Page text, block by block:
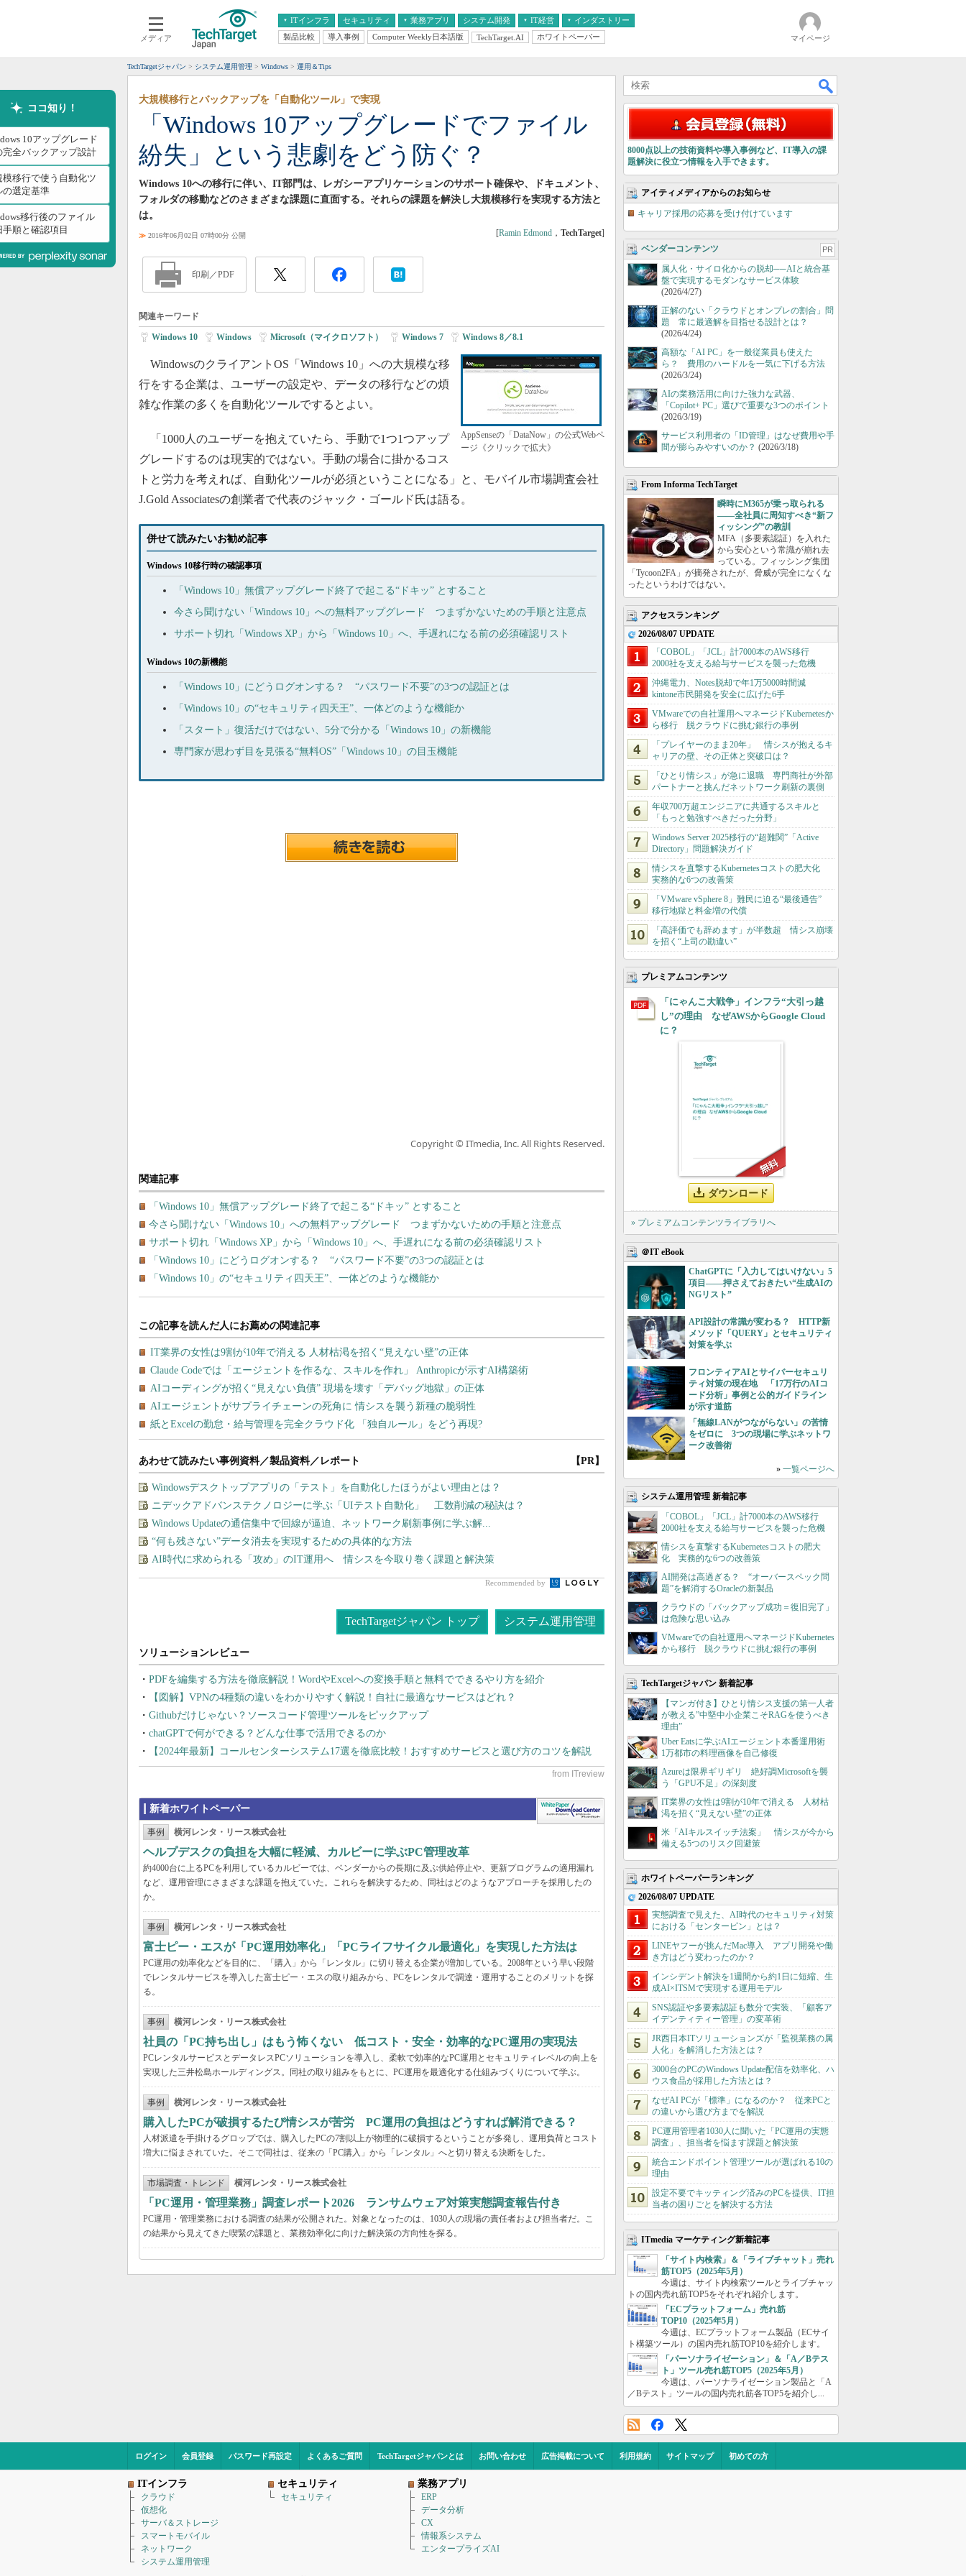
メディア
ITインフラ
クラウド
スマートモバイル
ネットワーク
システム運用管理
セキュリティ 業務アプリ
エンタープライズAI
ERP
CX
情報系システム
システム開発 IT経営
経営とIT
インダストリー
医療IT
製品比較 導入事例 Computer Weekly日本語版 TechTarget.AI ホワイトペーパー マイページ
TechTargetジャパン システム運用管理 Windows 運用＆Tips
ココ知り！
10アップグレード
完全バックアップ設計
模移行で使う自動化ツ
の選定基準
移行後のファイル
手順と確認項目
「Windows 10アップグレードでファイル
紛失」という悲劇をどう防ぐ？
大規模移行とバックアップを「自動化ツール」で実現
Windows 10への移行に伴い、IT部門は、レガシーアプリケーションのサポート確保や、ドキュメント、
フォルダの移動などのさまざまな課題に直面する。それらの課題を解決し大規模移行を実現する方法と
は。
≫ 2016年06月02日 07時00分 公開 [Ramin Edmond ， TechTarget]
印刷／PDF
関連キーワード
Windows 10 Windows Microsoft（マイクロソフト） Windows 7 Windows 8／8.1
AppSenseの「DataNow」の公式Webペ
ージ《クリックで拡大》
WindowsのクライアントOS「Windows 10」への大規模な移
行をする企業は、ユーザーの設定や、データの移行などの煩
雑な作業の多くを自動化ツールでするとよい。
「1000人のユーザーを抱えていたら、手動で1つ1つアップ
グレードするのは現実的ではない。手動の場合に掛かるコス
トと労力を考えれば、自動化ツールが必須ということになる」と、モバイル市場調査会社
J.Gold Associatesの創業者で代表のジャック・ゴールド氏は語る。
併せて読みたいお勧め記事
Windows 10移行時の確認事項
「Windows 10」無償アップグレード終了で起こる“ドキッ” とすること
今さら聞けない「Windows 10」への無料アップグレード つまずかないための手順と注意点
サポート切れ「Windows XP」から「Windows 10」へ、手遅れになる前の必須確認リスト
Windows 10の新機能
「Windows 10」にどうログオンする？ “パスワード不要”の3つの認証とは
「Windows 10」の“セキュリティ四天王”、一体どのような機能か
「スタート」復活だけではない、5分で分かる「Windows 10」の新機能
専門家が思わず目を見張る“無料OS”「Windows 10」の目玉機能
Copyright © ITmedia, Inc. All Rights Reserved.
関連記事
「Windows 10」無償アップグレード終了で起こる“ドキッ” とすること
今さら聞けない「Windows 10」への無料アップグレード つまずかないための手順と注意点
サポート切れ「Windows XP」から「Windows 10」へ、手遅れになる前の必須確認リスト
「Windows 10」にどうログオンする？ “パスワード不要”の3つの認証とは
「Windows 10」の“セキュリティ四天王”、一体どのような機能か
あわせて読みたい事例資料／製品資料／レポート 【PR】
Windowsデスクトップアプリの「テスト」を自動化したほうがよい理由とは？
ニデックアドバンステクノロジーに学ぶ「UIテスト自動化」 工数削減の秘訣は？
Windows Updateの通信集中で回線が逼迫、ネットワーク刷新事例に学ぶ解...
“何も残さない”データ消去を実現するための具体的な方法
AI時代に求められる「攻め」のIT運用へ 情シスを今取り巻く課題と解決策
Recommended by
TechTargetジャパン トップ システム運用管理
PDFを編集する方法を徹底解説！WordやExcelへの変換手順と無料でできるやり方を紹介
【図解】VPNの4種類の違いをわかりやすく解説！自社に最適なサービスはどれ？
Githubだけじゃない？ソースコード管理ツールをピックアップ
chatGPTで何ができる？どんな仕事で活用できるのか
【2024年最新】コールセンターシステム17選を徹底比較！おすすめサービスと選び方のコツを解説
新着ホワイトペーパー
事例 横河レンタ・リース株式会社
ヘルプデスクの負担を大幅に軽減、カルビーに学ぶPC管理改革
約4000台に上るPCを利用しているカルビーでは、ベンダーからの長期に及ぶ供給停止や、更新プログラムの適用漏れ
など、運用管理にさまざまな課題を抱えていた。これらを解決するため、同社はどのようなアプローチを採用したの
か。
事例 横河レンタ・リース株式会社
富士ピー・エスが「PC運用効率化」「PCライフサイクル最適化」を実現した方法は
PC運用の効率化などを目的に、「購入」から「レンタル」に切り替える企業が増加している。2008年という早い段階
でレンタルサービスを導入した富士ピー・エスの取り組みから、PCをレンタルで調達・運用することのメリットを探
る。
事例 横河レンタ・リース株式会社
社員の「PC持ち出し」はもう怖くない 低コスト・安全・効率的なPC運用の実現法
PCレンタルサービスとデータレスPCソリューションを導入し、柔軟で効率的なPC運用とセキュリティレベルの向上を
実現した三井松島ホールディングス。同社の取り組みをもとに、PC運用を最適化する仕組みづくりについて学ぶ。
事例 横河レンタ・リース株式会社
購入したPCが破損するたび情シスが苦労 PC運用の負担はどうすれば解消できる？
人材派遣を手掛けるグロップでは、購入したPCの7割以上が物理的に破損するということが多発し、運用負荷とコスト
増大に悩まされていた。そこで同社は、従来の「PC購入」から「レンタル」へと切り替える決断をした。
市場調査・トレンド 横河レンタ・リース株式会社
「PC運用・管理業務」調査レポート2026 ランサムウェア対策実態調査報告付き
PC運用・管理業務における調査の結果が公開された。対象となったのは、1030人の現場の責任者および担当者だ。こ
の結果から見えてきた喫緊の課題と、業務効率化に向けた解決策の方向性を探る。
8000点以上の技術資料や導入事例など、IT導入の課
題解決に役立つ情報を入手できます。
アイティメディアからのお知らせ
キャリア採用の応募を受け付けています
ベンダーコンテンツ PR
属人化・サイロ化からの脱却──AIと統合基
盤で実現するモダンなサービス体験
(2026/4/27)
正解のない「クラウドとオンプレの割合」問
題 常に最適解を目指せる設計とは？
(2026/4/24)
高額な「AI PC」を一般従業員も使えた
ら？ 費用のハードルを一気に下げる方法
(2026/3/24)
AIの業務活用に向けた強力な武器、
「Copilot+ PC」選びで重要な3つのポイント
(2026/3/19)
サービス利用者の「ID管理」はなぜ費用や手
間が膨らみやすいのか？ (2026/3/18)
From Informa TechTarget
瞬時にM365が乗っ取られる
――全社員に周知すべき“新フ
ィッシング”の教訓
MFA（多要素認証）を入れた
から安心という常識が崩れ去
っている。フィッシング集団
「Tycoon2FA」が摘発されたが、脅威が完全になくな
ったというわけではない。
アクセスランキング
2026/08/07 UPDATE
「COBOL」「JCL」計7000本のAWS移行
2000社を支える給与サービスを襲った危機
沖縄電力、Notes脱却で年1万5000時間減
kintone市民開発を安全に広げた6手
VMwareでの自社運用へマネージドKubernetesか
ら移行 脱クラウドに挑む銀行の事例
「プレイヤーのまま20年」 情シスが抱えるキ
ャリアの壁、その正体と突破口は？
「ひとり情シス」が急に退職 専門商社が外部
パートナーと挑んだネットワーク刷新の裏側
年収700万超エンジニアに共通するスキルと
「もっと勉強すべきだった分野」
Windows Server 2025移行の“超難関”「Active
Directory」問題解決ガイド
情シスを直撃するKubernetesコストの肥大化
実務的な6つの改善策
「VMware vSphere 8」難民に迫る“最後通告”
移行地獄と料金増の代償
「高評価でも辞めます」が半数超 情シス崩壊
を招く“上司の勘違い”
プレミアムコンテンツ
「にゃんこ大戦争」インフラ“大引っ越
し”の理由 なぜAWSからGoogle Cloud
に？
ダウンロード
» プレミアムコンテンツライブラリへ
＠IT eBook
ChatGPTに「入力してはいけない」5
項目――押さえておきたい“生成AIの
NGリスト”
API設計の常識が変わる？ HTTP新
メソッド「QUERY」とセキュリティ
対策を学ぶ
フロンティアAIとサイバーセキュリ
ティ対策の現在地 「17万行のAIコ
ード分析」事例と公的ガイドライン
が示す道筋
「無線LANがつながらない」の苦情
をゼロに 3つの現場に学ぶネットワ
ーク改善術
» 一覧ページへ
システム運用管理 新着記事
「COBOL」「JCL」計7000本のAWS移行
2000社を支える給与サービスを襲った危機
情シスを直撃するKubernetesコストの肥大
化 実務的な6つの改善策
AI開発は高過ぎる？ “オーバースペック問
題”を解消するOracleの新製品
クラウドの「バックアップ成功＝復旧完了」
は危険な思い込み
VMwareでの自社運用へマネージドKubernetes
から移行 脱クラウドに挑む銀行の事例
TechTargetジャパン 新着記事
【マンガ付き】ひとり情シス支援の第一人者
が教える”中堅中小企業こそRAGを使うべき
理由”
Uber Eatsに学ぶAIエージェント本番運用術
1万都市の料理画像を自己修復
Azureは限界ギリギリ 絶好調Microsoftを襲
う「GPU不足」の深刻度
IT業界の女性は9割が10年で消える 人材枯
渇を招く“見えない壁”の正体
米「AIキルスイッチ法案」 情シスが今から
備える5つのリスク回避策
ホワイトペーパーランキング
2026/08/07 UPDATE
実態調査で見えた、AI時代のセキュリティ対策
における「センターピン」とは？
LINEヤフーが挑んだMac導入 アプリ開発や働
き方はどう変わったのか？
インシデント解決を1週間から約1日に短縮、生
成AI×ITSMで実現する運用モデル
SNS認証や多要素認証も数分で実装、「顧客ア
イデンティティー管理」の変革術
JR西日本ITソリューションズが「監視業務の属
人化」を解消した方法とは？
3000台のPCのWindows Update配信を効率化、ハ
ウス食品が採用した方法とは？
なぜAI PCが「標準」になるのか？ 従来PCと
の違いから選び方までを解説
PC運用管理者1030人に聞いた「PC運用の実態
調査」、担当者を悩ます課題と解決策
統合エンドポイント管理ツールが選ばれる10の
理由
設定不要でキッティング済みのPCを提供、IT担
当者の困りごとを解決する方法
ITmedia マーケティング新着記事
「サイト内検索」＆「ライブチャット」売れ
筋TOP5（2025年5月）
今週は、サイト内検索ツールとライブチャッ
トの国内売れ筋TOP5をそれぞれ紹介します。
「ECプラットフォーム」売れ筋
TOP10（2025年5月）
今週は、ECプラットフォーム製品（ECサイ
ト構築ツール）の国内売れ筋TOP10を紹介します。
「パーソナライゼーション」＆「A／Bテス
ト」ツール売れ筋TOP5（2025年5月）
今週は、パーソナライゼーション製品と「A
／Bテスト」ツールの国内売れ筋各TOP5を紹介し...
ログイン 会員登録 パスワード再設定 よくあるご質問 TechTargetジャパンとは お問い合わせ 広告掲載について 利用規約 サイトマップ 初めての方
ITインフラ
クラウド
仮想化
サーバ＆ストレージ
スマートモバイル
ネットワーク
システム運用管理
セキュリティ
セキュリティ
業務アプリ
ERP
データ分析
CX
情報系システム
エンタープライズAI